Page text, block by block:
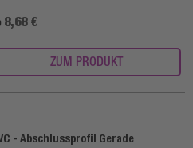
8,68 €
ZUM PRODUKT
- Abschlussprofil Gerade